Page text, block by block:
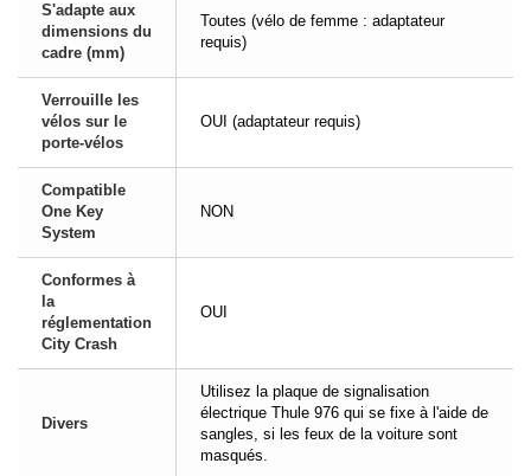
S'adapte aux
dimensions du
cadre (mm)
Toutes (vélo de femme : adaptateur
requis)
Verrouille les
vélos sur le
porte-vélos
OUI (adaptateur requis)
Compatible
One Key
System
NON
Conformes à
la
réglementation
City Crash
OUI
Divers
Utilisez la plaque de signalisation
électrique Thule 976 qui se fixe à l'aide de
sangles, si les feux de la voiture sont
masqués.